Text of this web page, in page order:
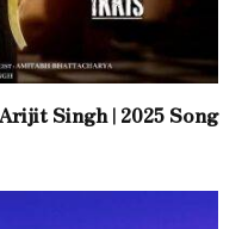
Singh | 2025 Song